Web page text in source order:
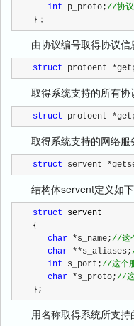
int p_proto;//协
}；
由协议编号取得协议信
struct protoent
取得系统支持的所有协
struct protoent
取得系统支持的网络服
struct servent
结构体servent定义如下
struct servent
{
char *s_name;//这
char **s_aliases;
int s_port;//这个
char *s_proto;//
};
用名称取得系统所支持